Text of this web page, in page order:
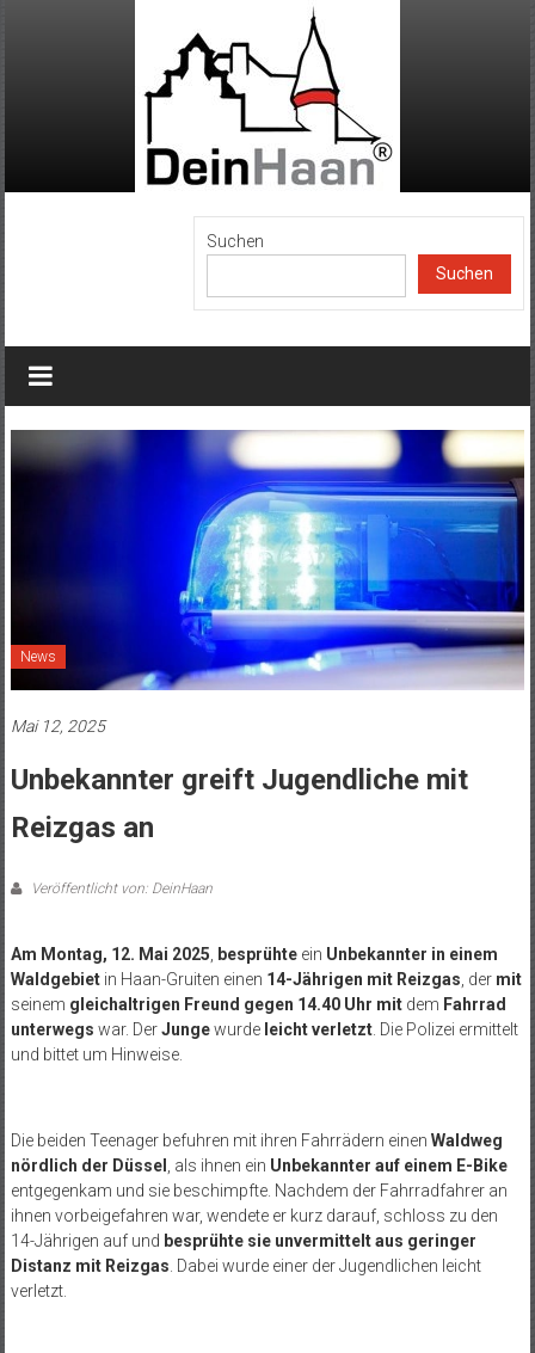
Suchen
Suchen
News
Mai 12, 2025
Unbekannter greift Jugendliche mit
Reizgas an
Veröffentlicht von: DeinHaan
Am Montag, 12. Mai 2025 besprühteein Unbekannter in einem
Waldgebietin Haan-Gruiten einen 14-Jährigen mit Reizgas , der mit
seinem gleichaltrigen Freund gegen 14.40 Uhr mitdem Fahrrad
unterwegs war. DerJungewurde leicht verletzt. Die Polizei ermittelt
und bittet um Hinweise.
Die beiden Teenager befuhren mit ihren Fahrrädern einen Waldweg
nördlich der Düssel
, als ihnen ein Unbekannter auf einem E-Bike
entgegenkam und sie beschimpfte. Nachdem der Fahrradfahrer an
ihnen vorbeigefahren war, wendete er kurz darauf, schloss zu den
14-Jährigen auf und besprühte sie unvermittelt aus geringer
Distanz mit Reizgas . Dabei wurde einer der Jugendlichen leicht
verletzt.